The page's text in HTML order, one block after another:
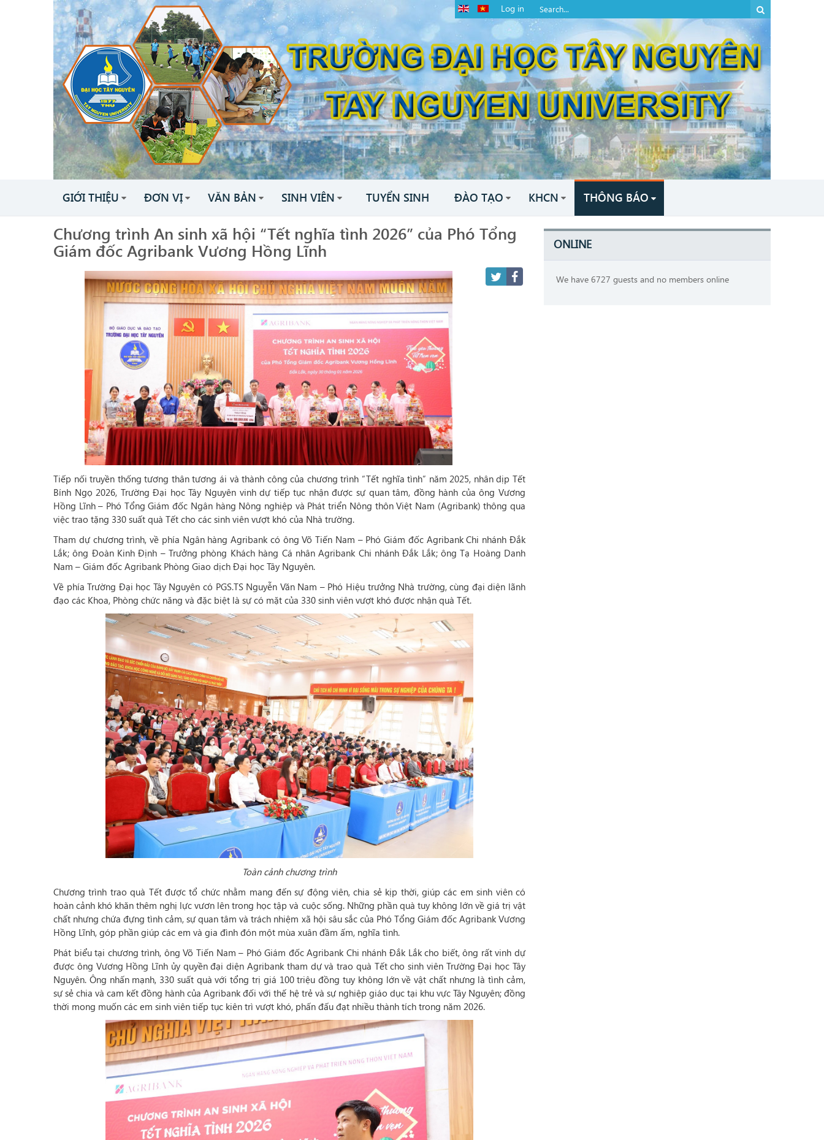
Log in
GIỚI THIỆU ĐƠN VỊ VĂN BẢN SINH VIÊN TUYỂN SINH ĐÀO TẠO KHCN THÔNG BÁO
Chương trình An sinh xã hội “Tết nghĩa tình 2026” của Phó Tổng
Giám đốc Agribank Vương Hồng Lĩnh
Tiếp nối truyền thống tương thân tương ái và thành công của chương trình “Tết nghĩa tình” năm 2025, nhân dịp Tết
Bính Ngọ 2026, Trường Đại học Tây Nguyên vinh dự tiếp tục nhận được sự quan tâm, đồng hành của ông Vương
Hồng Lĩnh – Phó Tổng Giám đốc Ngân hàng Nông nghiệp và Phát triển Nông thôn Việt Nam (Agribank) thông qua
việc trao tặng 330 suất quà Tết cho các sinh viên vượt khó của Nhà trường.
Tham dự chương trình, về phía Ngân hàng Agribank có ông Võ Tiến Nam – Phó Giám đốc Agribank Chi nhánh Đắk
Lắk; ông Đoàn Kinh Định – Trưởng phòng Khách hàng Cá nhân Agribank Chi nhánh Đắk Lắk; ông Tạ Hoàng Danh
Nam – Giám đốc Agribank Phòng Giao dịch Đại học Tây Nguyên.
Về phía Trường Đại học Tây Nguyên có PGS.TS Nguyễn Văn Nam – Phó Hiệu trưởng Nhà trường, cùng đại diện lãnh
đạo các Khoa, Phòng chức năng và đặc biệt là sự có mặt của 330 sinh viên vượt khó được nhận quà Tết.
Toàn cảnh chương trình
Chương trình trao quà Tết được tổ chức nhằm mang đến sự động viên, chia sẻ kịp thời, giúp các em sinh viên có
hoàn cảnh khó khăn thêm nghị lực vươn lên trong học tập và cuộc sống. Những phần quà tuy không lớn về giá trị vật
chất nhưng chứa đựng tình cảm, sự quan tâm và trách nhiệm xã hội sâu sắc của Phó Tổng Giám đốc Agribank Vương
Hồng Lĩnh, góp phần giúp các em và gia đình đón một mùa xuân đầm ấm, nghĩa tình.
Phát biểu tại chương trình, ông Võ Tiến Nam – Phó Giám đốc Agribank Chi nhánh Đắk Lắk cho biết, ông rất vinh dự
được ông Vương Hồng Lĩnh ủy quyền đại diện Agribank tham dự và trao quà Tết cho sinh viên Trường Đại học Tây
Nguyên. Ông nhấn mạnh, 330 suất quà với tổng trị giá 100 triệu đồng tuy không lớn về vật chất nhưng là tình cảm,
sự sẻ chia và cam kết đồng hành của Agribank đối với thế hệ trẻ và sự nghiệp giáo dục tại khu vực Tây Nguyên; đồng
thời mong muốn các em sinh viên tiếp tục kiên trì vượt khó, phấn đấu đạt nhiều thành tích trong năm 2026.
ONLINE
We have 6727 guests and no members online